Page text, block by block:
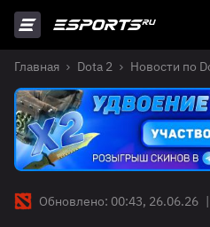
Главная Dota 2 Новости по
Обновлено: 00:43, 26.06.26 |